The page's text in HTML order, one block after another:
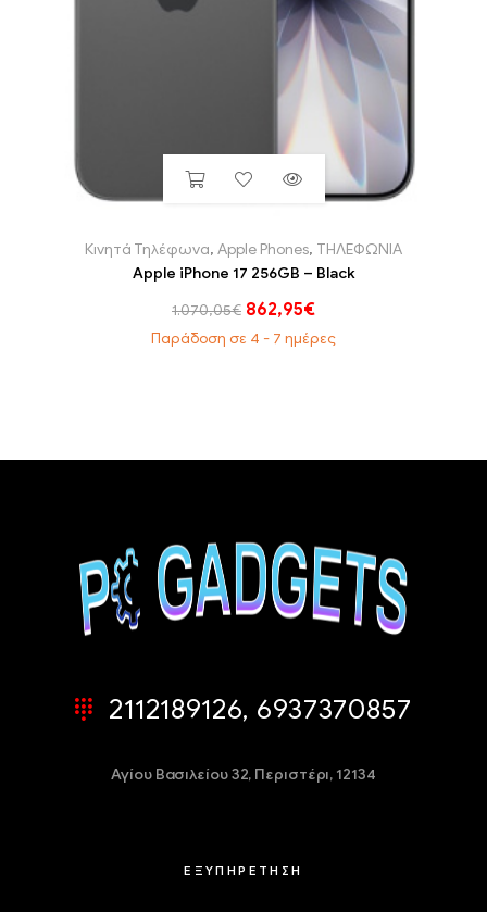
Κινητά Τηλέφωνα, Apple Phones, ΤΗΛΕΦΩΝΙΑ
Apple iPhone 17 256GB – Black
1.070,05€ 862,95€
Παράδοση σε 4 - 7 ημέρες
2112189126, 6937370857
Αγίου Βασιλείου 32, Περιστέρι, 12134
ΕΞΥΠΗΡΕΤΗΣΗ